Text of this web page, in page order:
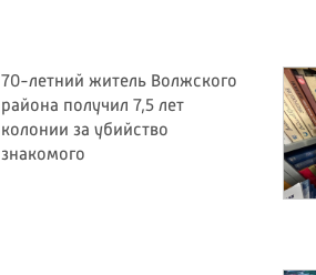
70-летний житель Волжского
района получил 7,5 лет
колонии за убийство
знакомого